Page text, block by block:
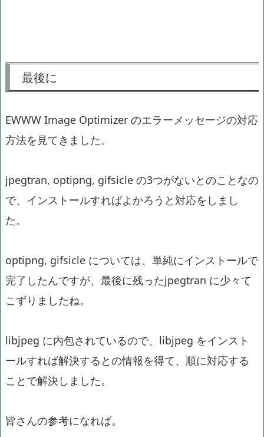
最後に
EWWW Image Optimizer のエラーメッセージの対応
方法を見てきました。
jpegtran, optipng, gifsicle の3つがないとのことなの
で、インストールすればよかろうと対応をしまし
た。
optipng, gifsicle については、単純にインストールで
完了したんですが、最後に残ったjpegtran に少々て
こずりましたね。
libjpeg に内包されているので、libjpeg をインスト
ールすれば解決するとの情報を得て、順に対応する
ことで解決しました。
皆さんの参考になれば。